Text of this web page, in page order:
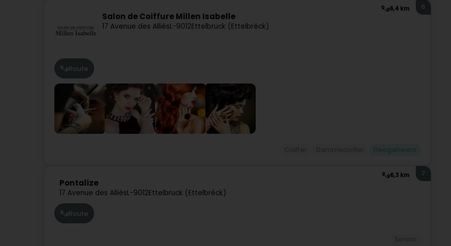
6,4 km
Salon de Coiffure Millen Isabelle
17 Avenue des AlliésL-9012Ettelbruck (Ettelbréck)
6
Route
6,3 km
Pontalize
17 Avenue des AlliésL-9012Ettelbruck (Ettelbréck)
7
Route